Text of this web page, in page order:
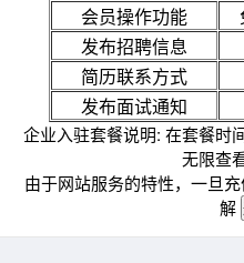
会员操作功能
发布招聘信息
简历联系方式
发布面试通知
企业入驻套餐说明: 在套餐时
无限查
由于网站服务的特性，一旦
解